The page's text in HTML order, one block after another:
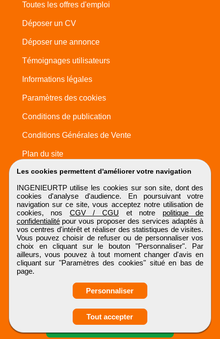
Obtenir ses
coordonnées
Les cookies permettent d'améliorer votre navigation
INGENIEURTP utilise les cookies sur son site, dont des
cookies d'analyse d'audience. En poursuivant votre
navigation sur ce site, vous acceptez notre utilisation de
cookies, nos CGV / CGU et notre politique de
confidentialitépour vous proposer des services adaptés à
vos centres d'intérêt et réaliser des statistiques de visites.
Vous pouvez choisir de refuser ou de personnaliser vos
choix en cliquant sur le bouton "Personnaliser". Par
ailleurs, vous pouvez à tout moment changer d'avis en
cliquant sur "Paramètres des cookies" situé en bas de
page.
Personnaliser
Tout accepter
Toutes les offres d'emploi
Déposer un CV
Déposer une annonce
Témoignages utilisateurs
Informations légales
Paramètres des cookies
Conditions de publication
Conditions Générales de Vente
Plan du site
INGENIEURTP
Tous droits réservés © 1999 - 2026